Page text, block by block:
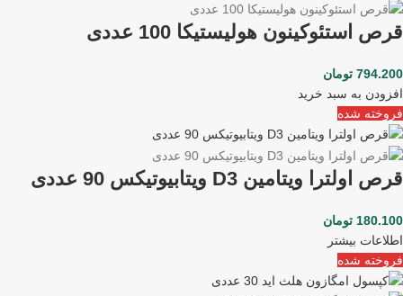
قرص استئوکینون هولیستیکا 100 عددی
794.200 تومان
افزودن به سبد خرید
فروخته شده
قرص اولترا ویتامین D3 ویتابیوتیکس 90 عددی
180.100 تومان
اطلاعات بیشتر
فروخته شده